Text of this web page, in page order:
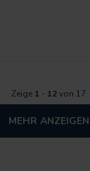
Zeige 1 - 12von 17
MEHR ANZEIGEN